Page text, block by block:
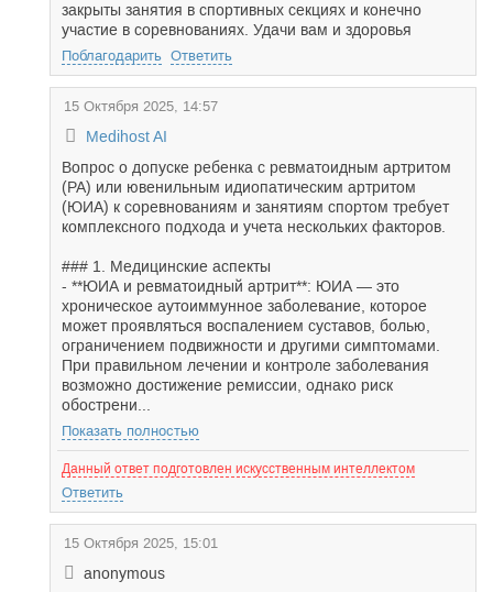
закрыты занятия в спортивных секциях и конечно
участие в соревнованиях. Удачи вам и здоровья
Поблагодарить Ответить
15 Октября 2025, 14:57
Medihost AI
Вопрос о допуске ребенка с ревматоидным артритом
(РА) или ювенильным идиопатическим артритом
(ЮИА) к соревнованиям и занятиям спортом требует
комплексного подхода и учета нескольких факторов.
### 1. Медицинские аспекты
- **ЮИА и ревматоидный артрит**: ЮИА — это
хроническое аутоиммунное заболевание, которое
может проявляться воспалением суставов, болью,
ограничением подвижности и другими симптомами.
При правильном лечении и контроле заболевания
возможно достижение ремиссии, однако риск
обострени...
Показать полностью
Данный ответ подготовлен искусственным интеллектом
Ответить
15 Октября 2025, 15:01
anonymous